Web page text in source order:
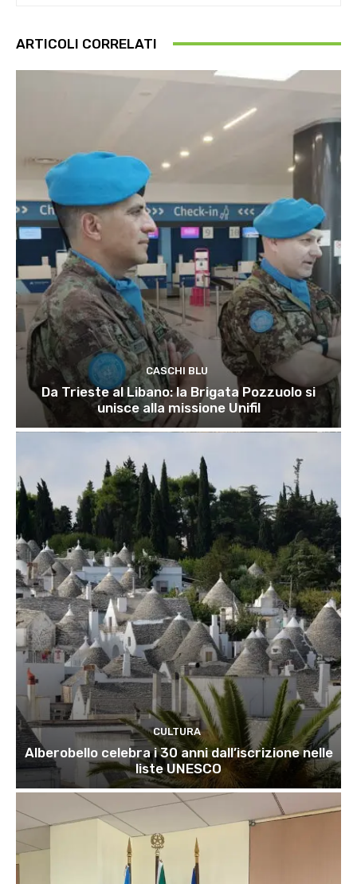
ARTICOLI CORRELATI
CASCHI BLU
Da Trieste al Libano: la Brigata Pozzuolo si
unisce alla missione Unifil
CULTURA
Alberobello celebra i 30 anni dall’iscrizione nelle
liste UNESCO